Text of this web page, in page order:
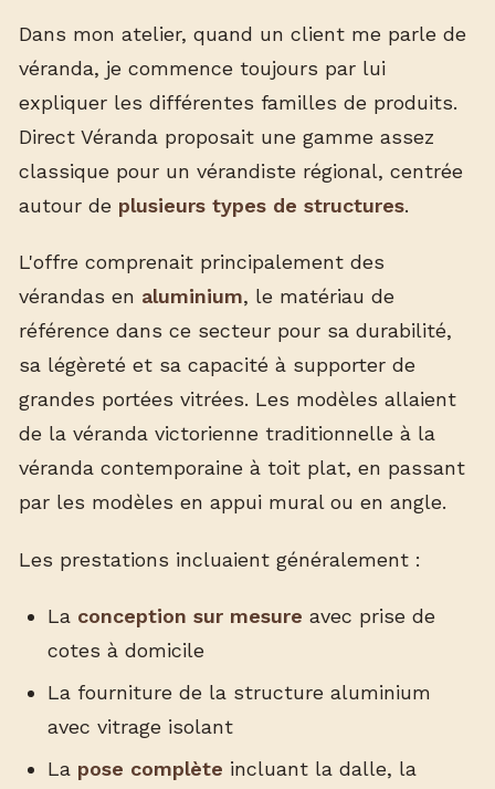
Dans mon atelier, quand un client me parle de
véranda, je commence toujours par lui
expliquer les différentes familles de produits.
Direct Véranda proposait une gamme assez
classique pour un vérandiste régional, centrée
autour de plusieurs types de structures.
L'offre comprenait principalement des
vérandas en aluminium, le matériau de
référence dans ce secteur pour sa durabilité,
sa légèreté et sa capacité à supporter de
grandes portées vitrées. Les modèles allaient
de la véranda victorienne traditionnelle à la
véranda contemporaine à toit plat, en passant
par les modèles en appui mural ou en angle.
Les prestations incluaient généralement :
La conception sur mesure avec prise de
cotes à domicile
La fourniture de la structure aluminium
avec vitrage isolant
La pose complète incluant la dalle, la